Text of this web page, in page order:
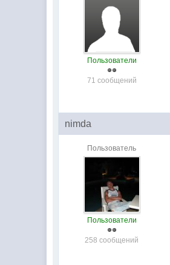
Пользователи
71 сообщений
nimda
Пользователь
Пользователи
258 сообщений